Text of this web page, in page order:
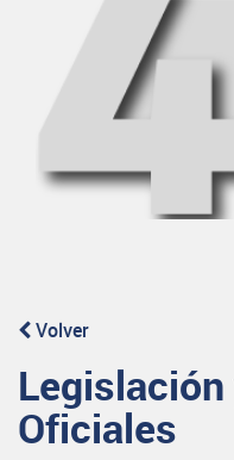
Volver
Oficiales